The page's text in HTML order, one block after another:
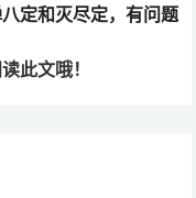
八定和灭尽定，有问题
此文哦！